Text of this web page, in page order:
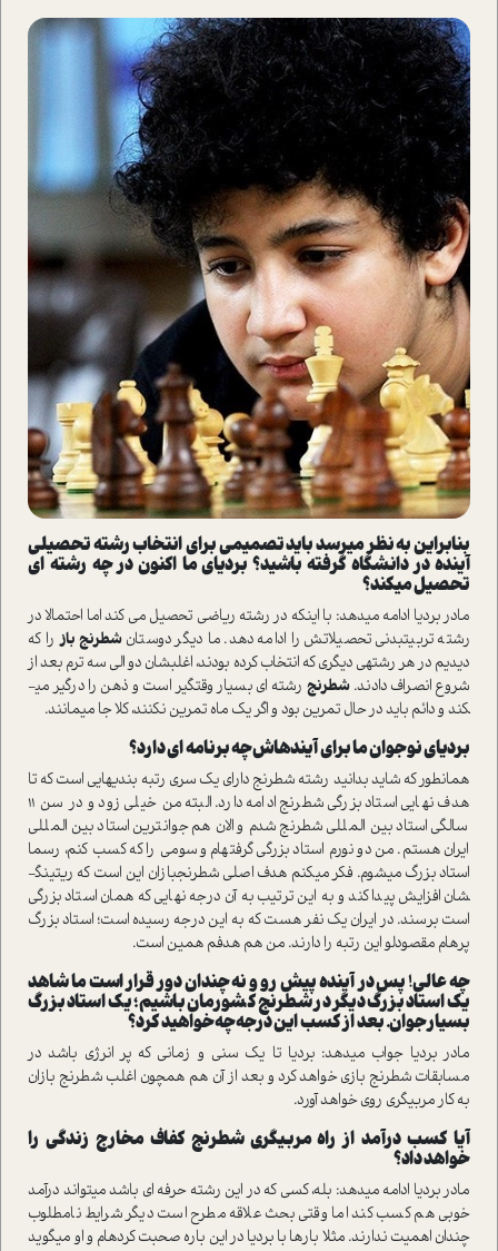
بنابراین به ­نظر می­رسد باید تصمیمی برای انتخاب رشته تحصیلی
آینده در دانشگاه گرفته باشید؟ بردیای ما اکنون در چه رشته ­ای
تحصیل می­کند؟
مادر بردیا ادامه می­دهد: با اینکه در رشته ریاضی تحصیل می­ کند اما احتمالا در
رشته تربیت­بدنی تحصیلاتش را ادامه دهد. ما دیگر دوستان شطرنج بازرا که
دیدیم در هر رشته­ی دیگری که انتخاب کرده بودند، اغلب­شان دو الی سه ترم بعد از
شروع انصراف دادند. شطرنجرشته ­ای بسیار وقت­گیر است و ذهن را درگیر می­
کند و دائم باید در حال تمرین بود و اگر یک ماه تمرین نکنند، کلا جا می­مانند.
بردیای نوجوان ما برای آینده­اش چه برنامه­ ای دارد؟
همانطور که شاید بدانید رشته شطرنج دارای یک سری رتبه­ بندی­هایی است که تا
هدف نهایی استاد بزرگی شطرنج ادامه دارد. البته من خیلی زود و در سن 11
سالگی استاد بین ­المللی شطرنج شدم و الان هم جوان­ترین استاد بین ­المللی
ایران هستم. من دو نورم استاد بزرگی گرفته­ام و سومی را که کسب کنم، رسما
استاد بزرگ می­شوم. فکر می­کنم هدف اصلی شطرنج­بازان این است که ریتینگ­
شان افزایش پیدا کند و به این ترتیب به آن درجه نهایی که همان استاد بزرگی
است برسند. در ایران یک نفر هست که به این درجه رسیده است؛ استاد بزرگ
پرهام مقصودلو این رتبه را دارند. من هم هدفم همین است.
چه عالی! پس در آینده پیش رو و نه چندان دور قرار است ما شاهد
یک استاد بزرگ دیگر در شطرنج کشورمان باشیم؛ یک استاد بزرگ
بسیار جوان. بعد از کسب این درجه چه خواهید کرد؟
مادر بردیا جواب می­دهد: بردیا تا یک سنی و زمانی که پر انرژی باشد در
مسابقات شطرنج بازی خواهد کرد و بعد از آن هم همچون اغلب شطرنج بازان
به کار مربیگری روی خواهد ­آورد.
آیا کسب درآمد از راه مربیگری شطرنج کفاف مخارج زندگی را
خواهد داد؟
مادر بردیا ادامه می­دهد: بله، کسی که در این رشته حرفه­ ای باشد می­تواند درآمد
خوبی هم کسب کند اما وقتی بحث علاقه مطرح است دیگر شرایط نامطلوب
چندان اهمیت ندارند. مثلا بارها با بردیا در این باره صحبت کرده­ام و او می­گوید